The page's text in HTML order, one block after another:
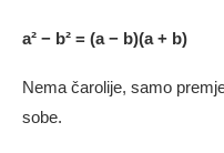
a² − b² = (a − b)(a + b)
Nema čarolije, samo
sobe.